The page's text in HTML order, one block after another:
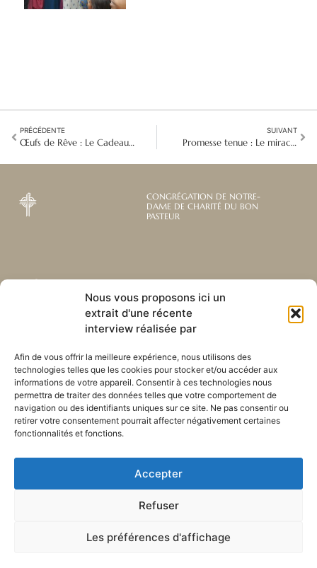
Nous vous proposons ici un
extrait d'une récente
interview réalisée par
Afin de vous offrir la meilleure expérience, nous utilisons des
technologies telles que les cookies pour stocker et/ou accéder aux
informations de votre appareil. Consentir à ces technologies nous
permettra de traiter des données telles que votre comportement de
navigation ou des identifiants uniques sur ce site. Ne pas consentir ou
retirer votre consentement pourrait affecter négativement certaines
fonctionnalités et fonctions.
Accepter
Refuser
Les préférences d'affichage
PRÉCÉDENTE
Œufs de Rêve : Le Cadeau Inestimable des Enfants Khmers au Vietnam
SUIVANT
Promesse tenue : Le miracle de Notre-Dame de Luján à Montevideo
CONGRÉGATION DE NOTRE-
DAME DE CHARITÉ DU BON
PASTEUR
Abonnez-vous à notre
newsletter mensuelle
Recevez les dernières nouvelles
nos ministères à travers le monde.
S'ABONNER
Liens utiles
Envoyez-nous votre
Plan du site
POLITIQUE DE CONFIDENTIALITÉ